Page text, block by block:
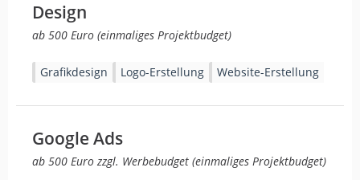
Design
ab 500 Euro (einmaliges Projektbudget)
Grafikdesign Logo-Erstellung Website-Erstellung
Google Ads
ab 500 Euro zzgl. Werbebudget (einmaliges Projektbudget)